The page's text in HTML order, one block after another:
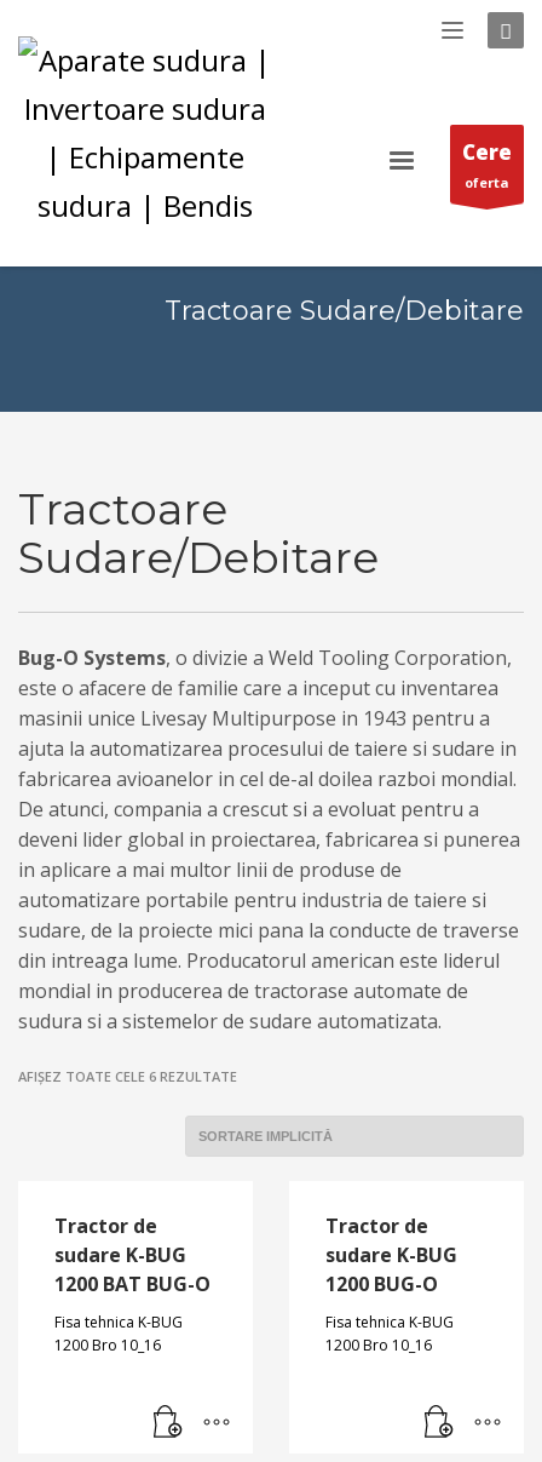
Cere
oferta
Tractoare Sudare/Debitare
Tractoare
Sudare/Debitare
Bug-O Systems, o divizie a Weld Tooling Corporation,
este o afacere de familie care a inceput cu inventarea
masinii unice Livesay Multipurpose in 1943 pentru a
ajuta la automatizarea procesului de taiere si sudare in
fabricarea avioanelor in cel de-al doilea razboi mondial.
De atunci, compania a crescut si a evoluat pentru a
deveni lider global in proiectarea, fabricarea si punerea
in aplicare a mai multor linii de produse de
automatizare portabile pentru industria de taiere si
sudare, de la proiecte mici pana la conducte de traverse
din intreaga lume. Producatorul american este liderul
mondial in producerea de tractorase automate de
sudura si a sistemelor de sudare automatizata.
AFIȘEZ TOATE CELE 6 REZULTATE
Tractor de
sudare K-BUG
1200 BAT BUG-O
Fisa tehnica K-BUG
1200 Bro 10_16
Tractor de
sudare K-BUG
1200 BUG-O
Fisa tehnica K-BUG
1200 Bro 10_16